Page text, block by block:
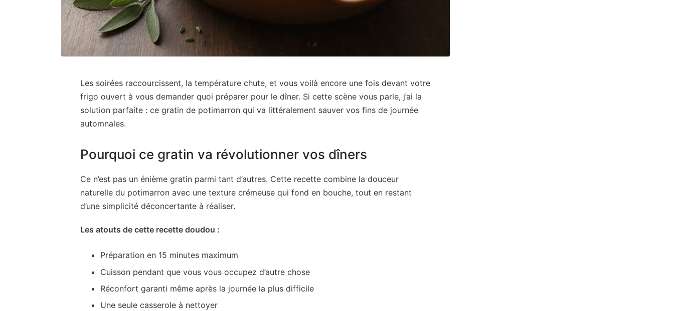
Les soirées raccourcissent, la température chute, et vous voilà encore une fois devant votre
frigo ouvert à vous demander quoi préparer pour le dîner. Si cette scène vous parle, j’ai la
solution parfaite : ce gratin de potimarron qui va littéralement sauver vos fins de journée
automnales.
Pourquoi ce gratin va révolutionner vos dîners
Ce n’est pas un énième gratin parmi tant d’autres. Cette recette combine la douceur
naturelle du potimarron avec une texture crémeuse qui fond en bouche, tout en restant
d’une simplicité déconcertante à réaliser.
Les atouts de cette recette doudou :
Préparation en 15 minutes maximum
Cuisson pendant que vous vous occupez d’autre chose
Réconfort garanti même après la journée la plus difficile
Une seule casserole à nettoyer